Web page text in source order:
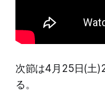
次節は4月25日(土
る。